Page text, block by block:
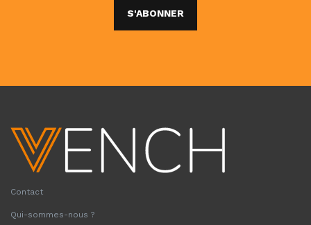
S'ABONNER
Contact
Qui-sommes-nous ?